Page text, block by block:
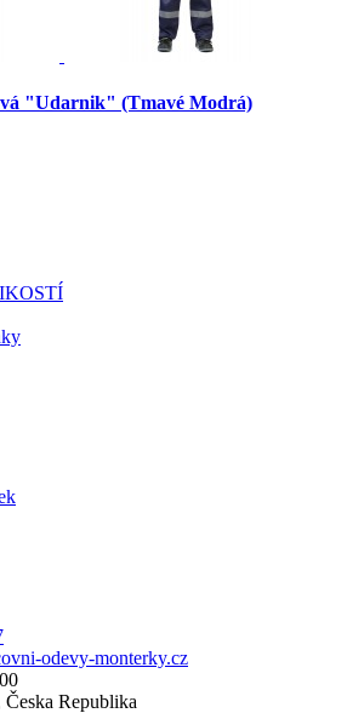
"Udarnik" (Tmavé Modrá)
odevy-monterky.cz
Česka Republika